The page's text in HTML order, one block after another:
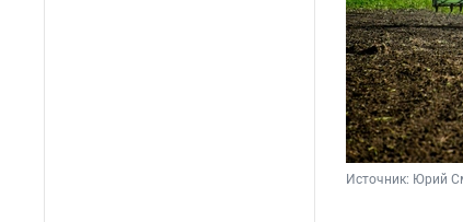
Источник: Юрий